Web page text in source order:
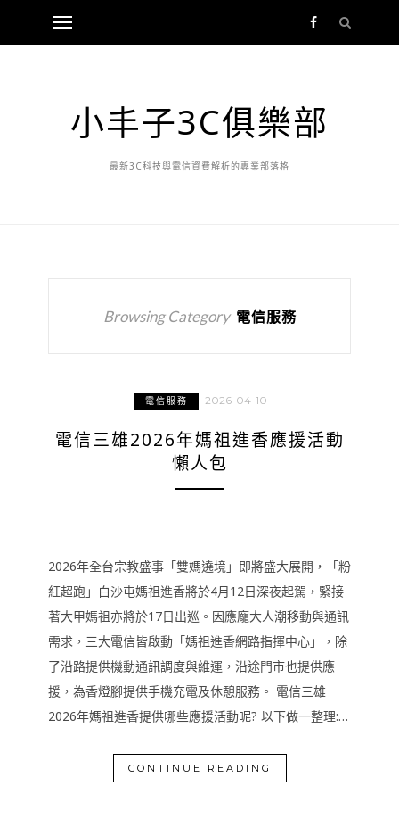
小丰子3C俱樂部
最新3C科技與電信資費解析的專業部落格
Browsing Category 電信服務
電信服務 2026-04-10
電信三雄2026年媽祖進香應援活動
懶人包
2026年全台宗教盛事「雙媽遶境」即將盛大展開，「粉
紅超跑」白沙屯媽祖進香將於4月12日深夜起駕，緊接
著大甲媽祖亦將於17日出巡。因應龐大人潮移動與通訊
需求，三大電信皆啟動「媽祖進香網路指揮中心」，除
了沿路提供機動通訊調度與維運，沿途門市也提供應
援，為香燈腳提供手機充電及休憩服務。 電信三雄
2026年媽祖進香提供哪些應援活動呢? 以下做一整理:…
CONTINUE READING